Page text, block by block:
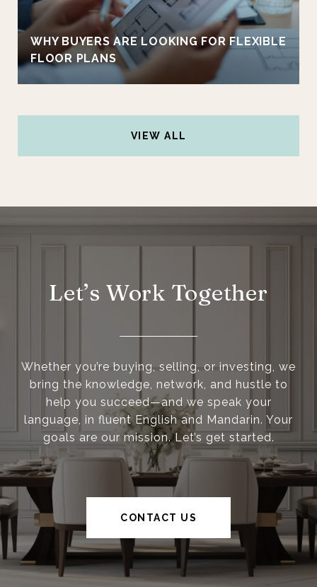
WHY BUYERS ARE LOOKING FOR FLEXIBLE
FLOOR PLANS
VIEW ALL
Let’s Work Together
Whether you’re buying, selling, or investing, we
bring the knowledge, network, and hustle to
help you succeed—and we speak your
language, in fluent English and Mandarin. Your
goals are our mission. Let’s get started.
CONTACT US